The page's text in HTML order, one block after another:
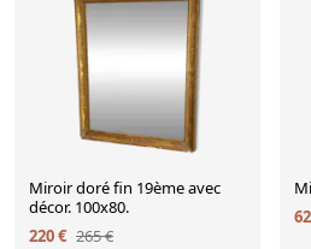
Miroir doré fin 19ème avec
décor. 100x80.
220 € 265 €